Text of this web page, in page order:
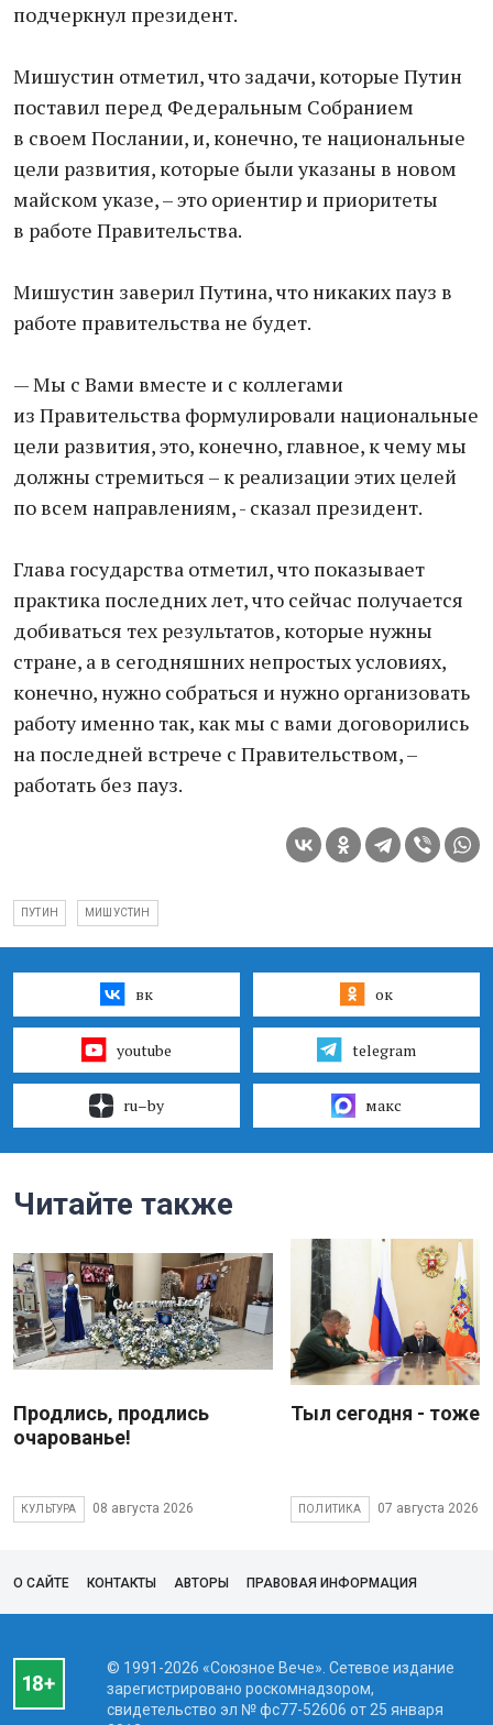
подчеркнул президент.
Мишустин отметил, что задачи, которые Путин
поставил перед Федеральным Собранием
в своем Послании, и, конечно, те национальные
цели развития, которые были указаны в новом
майском указе, – это ориентир и приоритеты
в работе Правительства.
Мишустин заверил Путина, что никаких пауз в
работе правительства не будет.
— Мы с Вами вместе и с коллегами
из Правительства формулировали национальные
цели развития, это, конечно, главное, к чему мы
должны стремиться – к реализации этих целей
по всем направлениям, - сказал президент.
Глава государства отметил, что показывает
практика последних лет, что сейчас получается
добиваться тех результатов, которые нужны
стране, а в сегодняшних непростых условиях,
конечно, нужно собраться и нужно организовать
работу именно так, как мы с вами договорились
на последней встрече с Правительством, –
работать без пауз.
ПУТИН МИШУСТИН
вк ок
youtube telegram
ru–by макс
Читайте также
Продлись, продлись
очарованье!
КУЛЬТУРА 08 августа 2026
Тыл сегодня - тоже
ПОЛИТИКА 07 августа 2026
О САЙТЕ КОНТАКТЫ АВТОРЫ ПРАВОВАЯ ИНФОРМАЦИЯ
© 1991-2026 «Союзное Вече». Сетевое издание
зарегистрировано роскомнадзором,
свидетельство эл № фc77-52606 от 25 января